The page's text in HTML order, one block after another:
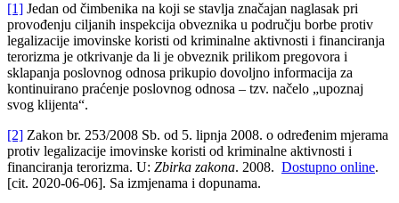
[1] Jedan od čimbenika na koji se stavlja značajan naglasak pri
provođenju ciljanih inspekcija obveznika u području borbe protiv
legalizacije imovinske koristi od kriminalne aktivnosti i financiranja
terorizma je otkrivanje da li je obveznik prilikom pregovora i
sklapanja poslovnog odnosa prikupio dovoljno informacija za
kontinuirano praćenje poslovnog odnosa – tzv. načelo „upoznaj
svog klijenta“.
[2] Zakon br. 253/2008 Sb. od 5. lipnja 2008. o određenim mjerama
protiv legalizacije imovinske koristi od kriminalne aktivnosti i
financiranja terorizma. U: Zbirka zakona. 2008. Dostupno online.
[cit. 2020-06-06]. Sa izmjenama i dopunama.